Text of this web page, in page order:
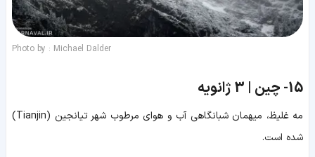
Photo by : Michael Dalder
15- چین | 3 ژانویه
مه غلیظ، میهمان شبانگاهی آب و هوای مرطوب شهر تیانجین (Tianjin)
شده است.